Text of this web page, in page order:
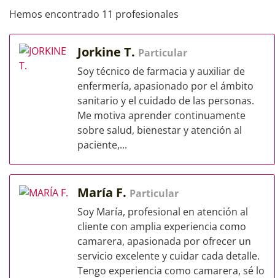
Hemos encontrado 11 profesionales
Jorkine T. Particular
Soy técnico de farmacia y auxiliar de
enfermería, apasionado por el ámbito
sanitario y el cuidado de las personas.
Me motiva aprender continuamente
sobre salud, bienestar y atención al
paciente,...
María F. Particular
Soy María, profesional en atención al
cliente con amplia experiencia como
camarera, apasionada por ofrecer un
servicio excelente y cuidar cada detalle.
Tengo experiencia como camarera, sé lo